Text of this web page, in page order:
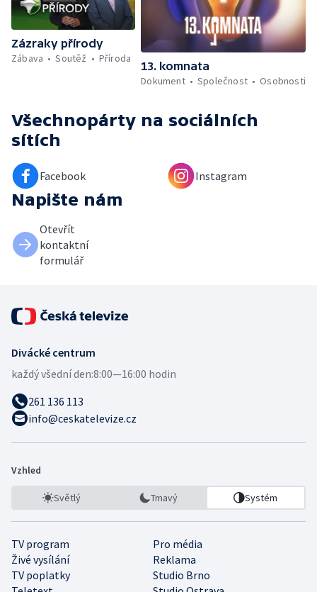
Zázraky přírody
Zábava
Soutěž Příroda
13. komnata
Dokument
Společnost Osobnosti
Všechnopárty na sociálních
sítích
Facebook Instagram
Napište nám
Otevřít
kontaktní
formulář
Divácké centrum
každý všední den:8:00—16:00 hodin
261 136 113
info@ceskatelevize.cz
Vzhled
Světlý Tmavý Systém
TV program
Pro média
Živé vysílání
Reklama
TV poplatky
Studio Brno